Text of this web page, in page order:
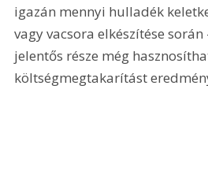
igazán mennyi hulladék
vagy vacsora elkészítése során
jelentős része még
költségmegtakarítást